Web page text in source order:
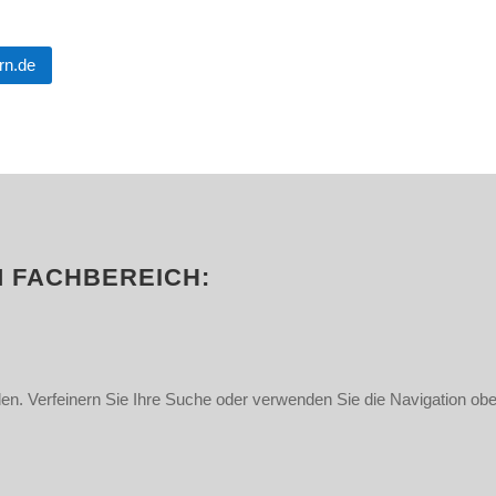
FACHBEREICH:
Verfeinern Sie Ihre Suche oder verwenden Sie die Navigation